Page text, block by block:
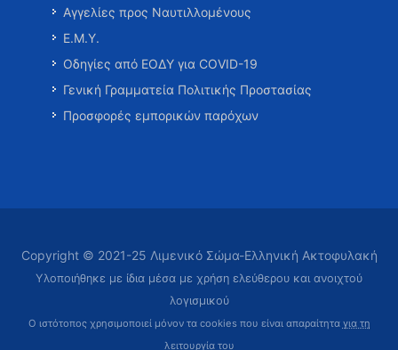
Αγγελίες προς Ναυτιλλομένους
Ε.Μ.Υ.
Οδηγίες από ΕΟΔΥ για COVID-19
Γενική Γραμματεία Πολιτικής Προστασίας
Προσφορές εμπορικών παρόχων
Copyright © 2021-25 Λιμενικό Σώμα-Ελληνική Ακτοφυλακή
Υλοποιήθηκε με ίδια μέσα με χρήση ελεύθερου και ανοιχτού
λογισμικού
Ο ιστότοπος χρησιμοποιεί μόνον τα cookies που είναι απαραίτητα για τη
λειτουργία του